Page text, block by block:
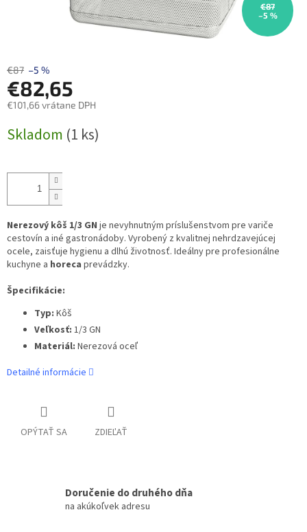
€87
–5 %
€87 –5 %
€82,65
€101,66 vrátane DPH
cena:
Skladom (1 ks)
Nerezový kôš 1/3 GN je nevyhnutným príslušenstvom pre variče
cestovín a iné gastronádoby. Vyrobený z kvalitnej nehrdzavejúcej
ocele, zaisťuje hygienu a dlhú životnosť. Ideálny pre profesionálne
kuchyne a horeca prevádzky.
Špecifikácie:
Typ: Kôš
Veľkosť: 1/3 GN
Materiál: Nerezová oceľ
Detailné informácie
OPÝTAŤ SA ZDIEĽAŤ
Doručenie do druhého dňa
na akúkoľvek adresu